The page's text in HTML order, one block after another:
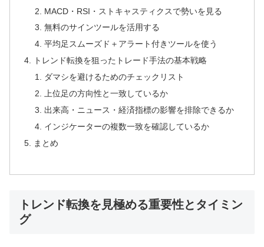
MACD・RSI・ストキャスティクスで勢いを見る
無料のサインツールを活用する
平均足スムーズド＋アラート付きツールを使う
トレンド転換を狙ったトレード手法の基本戦略
ダマシを避けるためのチェックリスト
上位足の方向性と一致しているか
出来高・ニュース・経済指標の影響を排除できるか
インジケーターの複数一致を確認しているか
まとめ
トレンド転換を見極める重要性とタイミン
グ